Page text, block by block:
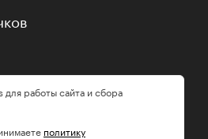
работы сайта и сбора
политику